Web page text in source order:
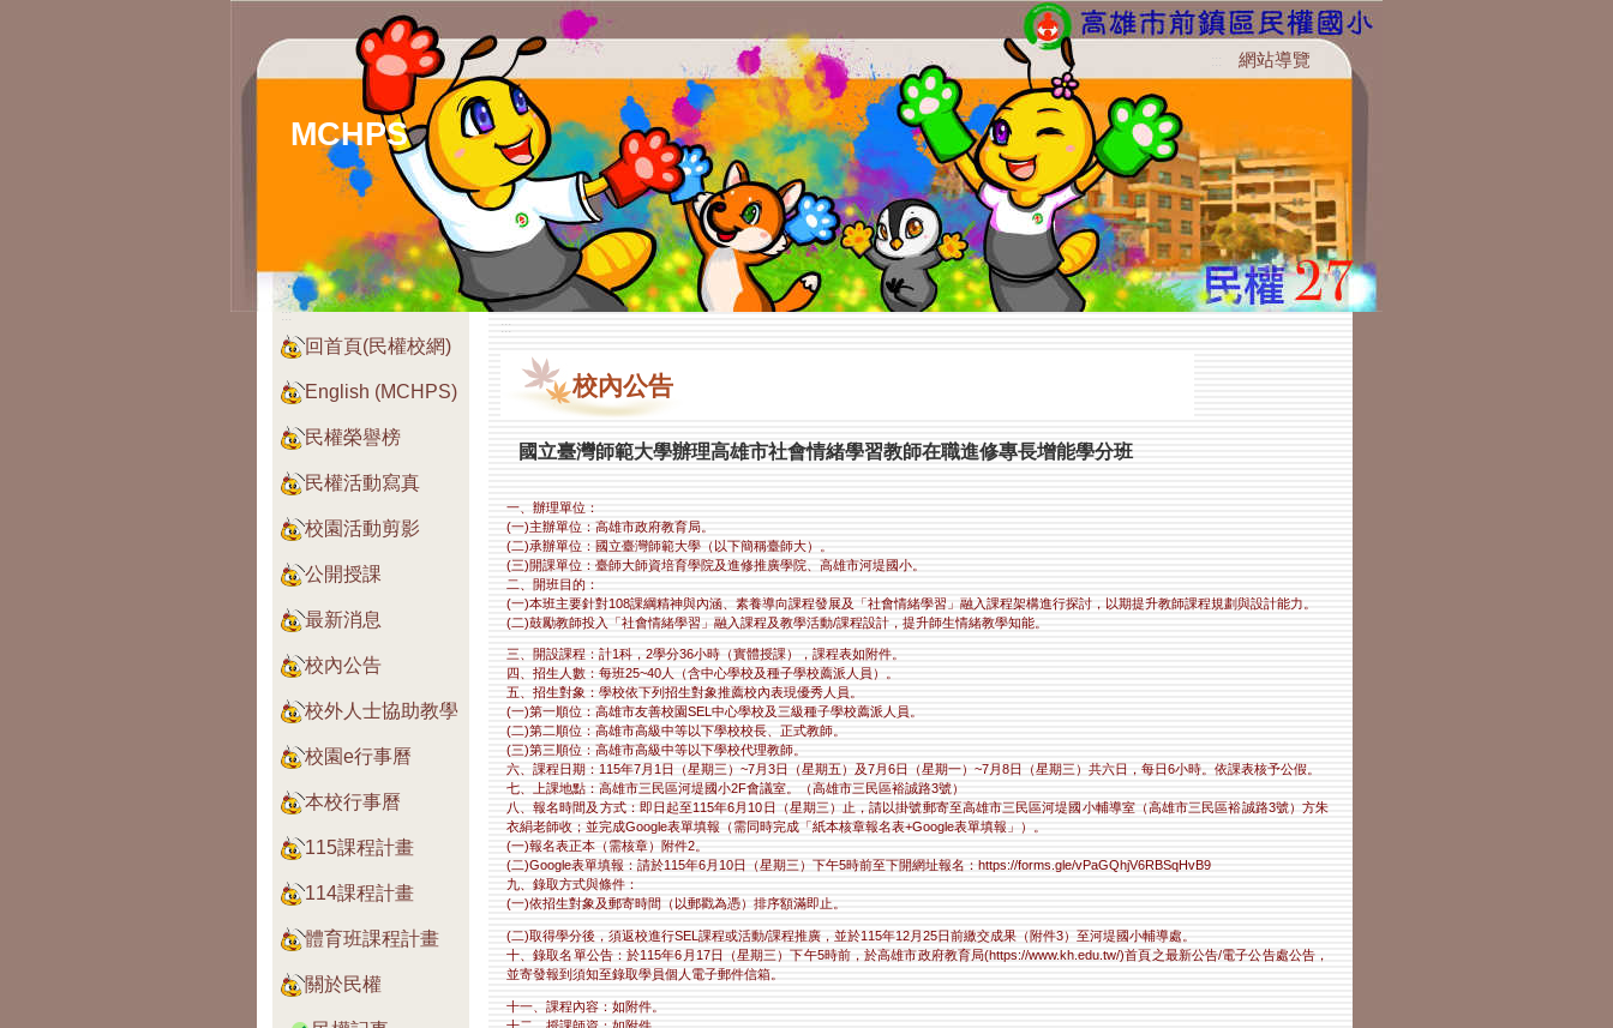
::: 網站導覽
MCHPS
:::
回首頁(民權校網)
English (MCHPS)
民權榮譽榜
民權活動寫真
校園活動剪影
公開授課
最新消息
校內公告
校外人士協助教學
校園e行事曆
本校行事曆
115課程計畫
114課程計畫
體育班課程計畫
關於民權
:::
校內公告
國立臺灣師範大學辦理高雄市社會情緒學習教師在職進修專長增能學分班
一、辦理單位：
(一)主辦單位：高雄市政府教育局。
(二)承辦單位：國立臺灣師範大學（以下簡稱臺師大）。
(三)開課單位：臺師大師資培育學院及進修推廣學院、高雄市河堤國小。
二、開班目的：
(一)本班主要針對108課綱精神與內涵、素養導向課程發展及「社會情緒學習」融入課程架構進行探討，以期提升教師課程規劃與設計能力。
(二)鼓勵教師投入「社會情緒學習」融入課程及教學活動/課程設計，提升師生情緒教學知能。
三、開設課程：計1科，2學分36小時（實體授課），課程表如附件。
四、招生人數：每班25~40人（含中心學校及種子學校薦派人員）。
五、招生對象：學校依下列招生對象推薦校內表現優秀人員。
(一)第一順位：高雄市友善校園SEL中心學校及三級種子學校薦派人員。
(二)第二順位：高雄市高級中等以下學校校長、正式教師。
(三)第三順位：高雄市高級中等以下學校代理教師。
六、課程日期：115年7月1日（星期三）~7月3日（星期五）及7月6日（星期一）~7月8日（星期三）共六日，每日6小時。依課表核予公假。
七、上課地點：高雄市三民區河堤國小2F會議室。（高雄市三民區裕誠路3號）
八、報名時間及方式：即日起至115年6月10日（星期三）止，請以掛號郵寄至高雄市三民區河堤國小輔導室（高雄市三民區裕誠路3號）方朱
衣絹老師收；並完成Google表單填報（需同時完成「紙本核章報名表+Google表單填報」）。
(一)報名表正本（需核章）附件2。
(二)Google表單填報：請於115年6月10日（星期三）下午5時前至下開網址報名：https://forms.gle/vPaGQhjV6RBSqHvB9
九、錄取方式與條件：
(一)依招生對象及郵寄時間（以郵戳為憑）排序額滿即止。
(二)取得學分後，須返校進行SEL課程或活動/課程推廣，並於115年12月25日前繳交成果（附件3）至河堤國小輔導處。
十、錄取名單公告：於115年6月17日（星期三）下午5時前，於高雄市政府教育局(https://www.kh.edu.tw/)首頁之最新公告/電子公告處公告，
並寄發報到須知至錄取學員個人電子郵件信箱。
十一、課程內容：如附件。